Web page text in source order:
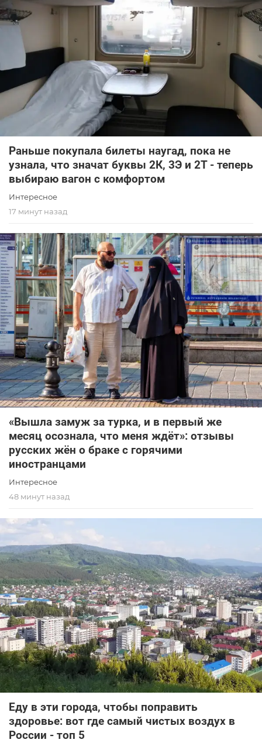
Раньше покупала билеты наугад, пока не
узнала, что значат буквы 2К, 3Э и 2Т - теперь
выбираю вагон с комфортом
Интересное
17 минут назад
«Вышла замуж за турка, и в первый же
месяц осознала, что меня ждёт»: отзывы
русских жён о браке с горячими
иностранцами
Интересное
48 минут назад
Еду в эти города, чтобы поправить
здоровье: вот где самый чистых воздух в
России - топ 5